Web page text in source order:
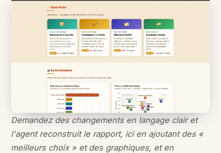
Demandez des changements en langage clair et
l'agent reconstruit le rapport, ici en ajoutant des «
meilleurs choix » et des graphiques, et en